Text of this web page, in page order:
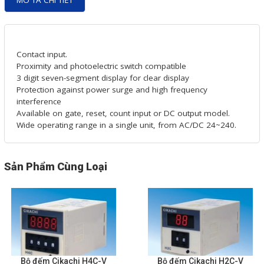
Contact input.
Proximity and photoelectric switch compatible
3 digit seven-segment display for clear display
Protection against power surge and high frequency
interference
Available on gate, reset, count input or DC output model.
Wide operating range in a single unit, from AC/DC 24~240.
Sản Phẩm Cùng Loại
Bộ đếm Cikachi H4C-V Bộ đếm Cikachi H2C-V
Motor Servo / Driver Servo
Cáp lập trình PLC - HMI -
Cân Điện Tử
Thiết bị thu thập dữ liệu,
truyền và lưu trữ dữ liệu
Thiết bị điều khiển và giám
Thiết bị cảnh báo
Thiết bị đo lường - Cảm biến
Bộ điều khiển nhiệt độ
Bộ đếm - Bộ hẹn giờ
Đồng hồ đo đa năng